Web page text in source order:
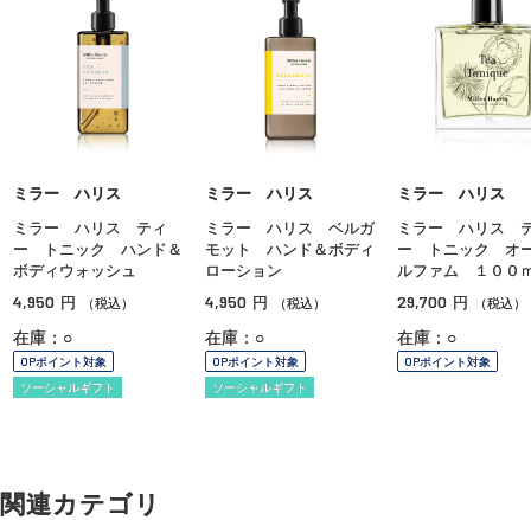
ミラー ハリス
ミラー ハリス ティ
ー トニック ハンド＆
ボディウォッシュ
4,950 円 （税込）
在庫：○
OPポイント対象
ソーシャルギフト
ミラー ハリス
ミラー ハリス ベルガ
モット ハンド＆ボディ
ローション
4,950 円 （税込）
在庫：○
OPポイント対象
ソーシャルギフト
ミラー ハリス
ミラー ハリス
ー トニック オ
ルファム １００
29,700 円 （税込）
在庫：○
OPポイント対象
関連カテゴリ